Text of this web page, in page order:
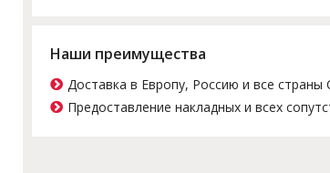
Наши преимущества
Доставка в Европу, Россию и все страны
Предоставление накладных и всех